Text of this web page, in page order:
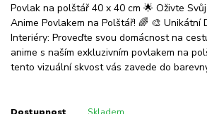
Povlak na polštář 40 x 40 cm 🌟 Oživte
Anime Povlakem na Polštář! 🌈 🎨 Unikátní
Interiéry: Proveďte svou domácnost na
anime s naším exkluzivním povlakem na
tento vizuální skvost vás zavede do
Dostupnost Skladem